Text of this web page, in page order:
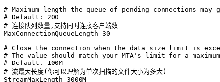
# Maximum length the queue of pending connections may
# Default: 200
# 连接队列数量,支持同时连接客户端数
MaxConnectionQueueLength 30
# Close the connection when the data size limit is
# The value should match your MTA's limit for a
# Default: 100M
# 流最大长度(你可以理解为单次扫描的文件大小为多大)
StreamMaxLength 3000M